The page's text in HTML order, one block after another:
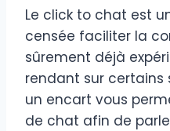
Le click to chat est
censée faciliter la
sûrement déjà
rendant sur
un encart vous
de chat afin de